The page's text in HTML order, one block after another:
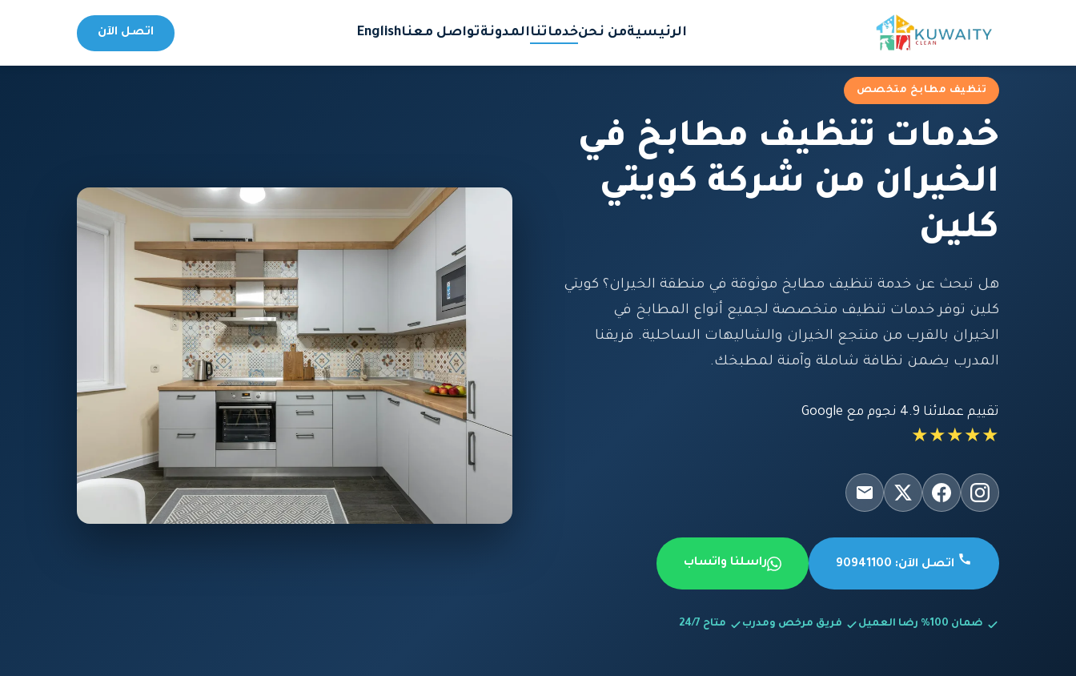
الرئيسيةمن نحنخدماتناالمدونةتواصل معناEnglish اتصل الآن
تنظيف مطابخ متخصص
خدمات تنظيف مطابخ في
الخيران من شركة كويتي
كلين
هل تبحث عن خدمة تنظيف مطابخ موثوقة في منطقة الخيران؟ كويتي
كلين توفر خدمات تنظيف متخصصة لجميع أنواع المطابخ في
الخيران بالقرب من منتجع الخيران والشاليهات الساحلية. فريقنا
المدرب يضمن نظافة شاملة وآمنة لمطبخك.
تقييم عملائنا 4.9 نجوم مع Google
★★★★★
اتصل الآن: 90941100 راسلنا واتساب
ضمان 100% رضا العميل فريق مرخص ومدرب متاح 24/7